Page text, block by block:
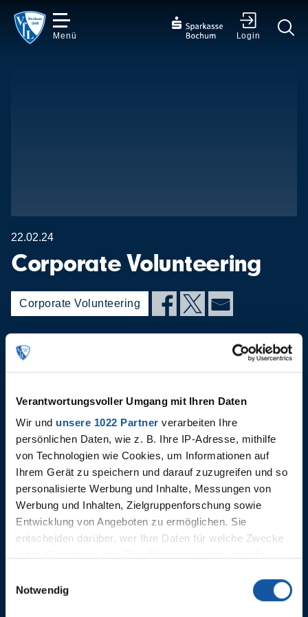
Verantwortungsvoller Umgang mit Ihren Daten
Wir und unsere 1022 Partner verarbeiten Ihre
persönlichen Daten, wie z. B. Ihre IP-Adresse, mithilfe
von Technologien wie Cookies, um Informationen auf
Ihrem Gerät zu speichern und darauf zuzugreifen und so
personalisierte Werbung und Inhalte, Messungen von
Werbung und Inhalten, Zielgruppenforschung sowie
Entwicklung von Angeboten zu ermöglichen. Sie
entscheiden darüber, wer Ihre Daten für welche Zwecke
Trigger Symbol ändern oder widerrufen
Notwendig
Menü Login
22.02.24
Corporate Volunteering
Corporate Volunteering
---
VOLUNTEERING
Castroper
Behind